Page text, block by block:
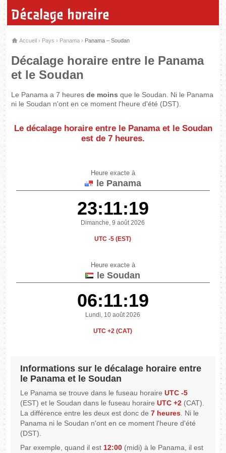
Décalage horaire
Accueil › Pays › Panama › Panama – Soudan
Décalage horaire entre le Panama
et le Soudan
Le Panama a 7 heuresde moins que le Soudan. Ni le Panama
ni le Soudan n'ont en ce moment l'heure d'été (DST).
Le décalage horaire entre le Panama et le Soudan
est de 7 heures.
Heure exacte à
le Panama
23:11:19
Dimanche, 9 août 2026
UTC -5 (EST)
Heure exacte à
le Soudan
06:11:19
Lundi, 10 août 2026
UTC +2 (CAT)
Informations sur le décalage horaire entre
le Panama et le Soudan
Le Panama se trouve dans le fuseau horaireUTC -5
(EST) et le Soudan dans le fuseau horaireUTC +2 (CAT).
La différence entre les deux est donc de7 heures. Ni le
Panama ni le Soudan n'ont en ce moment l'heure d'été
(DST).
Par exemple, quand il est12:00 (midi) à le Panama, il est